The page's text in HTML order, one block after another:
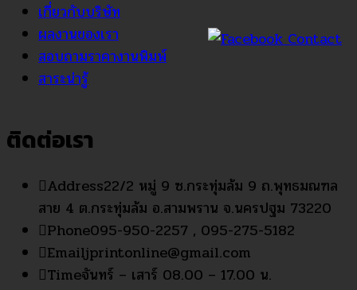
เกี่ยวกับบริษัท
ผลงานของเรา
สอบถามราคางานพิมพ์
สาระน่ารู้
ติดต่อเรา
Address22/2 หมู่ 9 ซ.กระทุ่มล้ม 9 ถ.พุทธมณฑล
สาย 4 ต.กระทุ่มล้ม อ.สามพราน จ.นครปฐม 73220
Phone095-950-2257 , 095-275-5182
Emailjprintonline@gmail.com
Timeจันทร์ – เสาร์ 08.00 – 17.00 น.